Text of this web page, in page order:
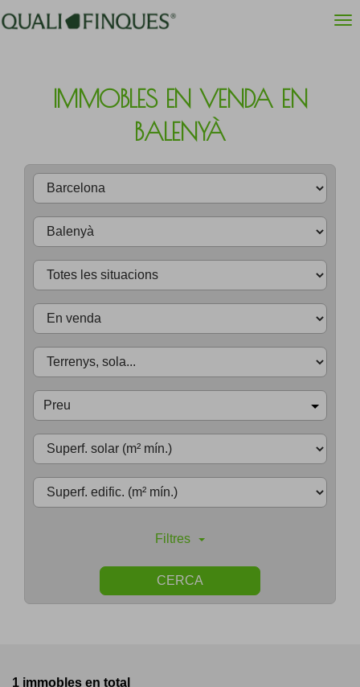
IMMOBLES EN VENDA EN
BALENYÀ
Preu
Filtres
CERCA
1 immobles en total